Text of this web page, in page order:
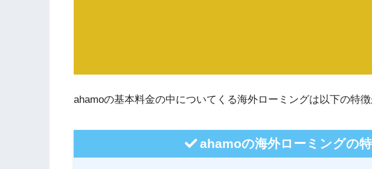
ahamoの基本料金の中についてくる海外ローミングは以下の特徴
ahamoの海外ローミングの